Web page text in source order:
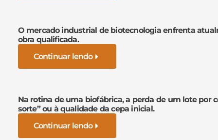
O mercado industrial de biotecnologia enfrenta
obra qualificada.
Continuar lendo
Na rotina de uma biofábrica, a perda de um lote por
sorte” ou à qualidade da cepa inicial.
Continuar lendo